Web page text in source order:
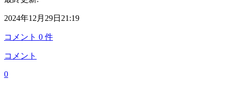
2024年12月29日21:19
コメント 0 件
コメント
0